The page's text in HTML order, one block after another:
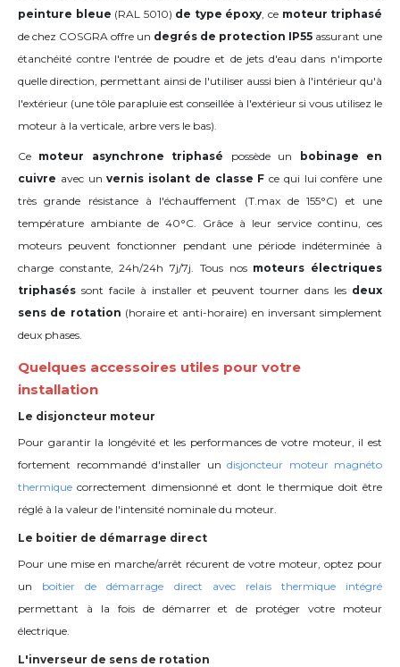
peinture bleue (RAL 5010) de type époxy, ce moteur triphasé
de chez COSGRA offre un degrés de protection IP55 assurant une
étanchéité contre l'entrée de poudre et de jets d'eau dans n'importe
quelle direction, permettant ainsi de l'utiliser aussi bien à l'intérieur qu'à
l'extérieur (une tôle parapluie est conseillée à l'extérieur si vous utilisez le
moteur à la verticale, arbre vers le bas).
Ce moteur asynchrone triphasé possède un
bobinage en
cuivre avec unvernis isolant de classe F ce qui lui confère une
très grande résistance à l'échauffement (T.max de 155°C) et une
température ambiante de 40°C. Grâce à leur service continu, ces
moteurs peuvent fonctionner pendant une période indéterminée à
charge constante, 24h/24h 7j/7j. Tous nos moteurs électriques
triphasés sont facile à installer et peuvent tourner dans les deux
sens de rotation (horaire et anti-horaire) en inversant simplement
deux phases.
Quelques accessoires utiles pour votre
installation
Le disjoncteur moteur
Pour garantir la longévité et les performances de votre moteur, il est
fortement recommandé d'installer un disjoncteur moteur magnéto
thermique correctement dimensionné et dont le thermique doit être
réglé à la valeur de l'intensité nominale du moteur.
Le boitier de démarrage direct
Pour une mise en marche/arrêt récurent de votre moteur, optez pour
un boitier de démarrage direct avec relais thermique intégré
permettant à la fois de démarrer et de protéger votre moteur
électrique.
L'inverseur de sens de rotation